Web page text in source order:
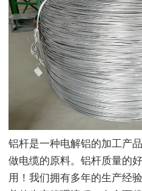
铝杆是一种电解铝的加工产
做电缆的原料。铝杆质量的
用！我们拥有多年的生产经